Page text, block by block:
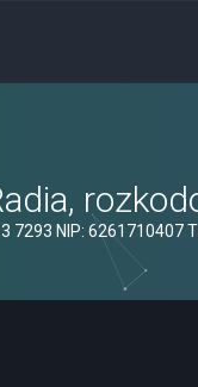
NIP: 6261710407